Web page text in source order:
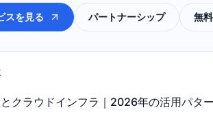
スを見る パートナーシップ 無
クラウドインフラ｜2026年の活用パタ